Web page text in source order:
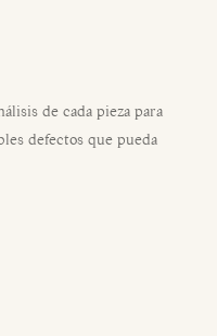
de cada pieza para
defectos que pueda